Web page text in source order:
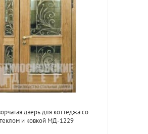
дверь для коттеджа со
и ковкой МД-1229